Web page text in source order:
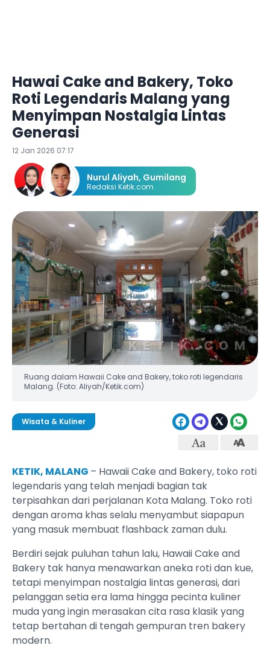
Hawai Cake and Bakery, Toko
Roti Legendaris Malang yang
Menyimpan Nostalgia Lintas
Generasi
12 Jan 2026 07:17
Nurul Aliyah, Gumilang
Redaksi Ketik.com
Ruang dalam Hawaii Cake and Bakery, toko roti legendaris
Malang. (Foto: Aliyah/Ketik.com)
Wisata & Kuliner
KETIK, MALANG – Hawaii Cake and Bakery, toko roti
legendaris yang telah menjadi bagian tak
terpisahkan dari perjalanan Kota Malang. Toko roti
dengan aroma khas selalu menyambut siapapun
yang masuk membuat flashback zaman dulu.
Berdiri sejak puluhan tahun lalu, Hawaii Cake and
Bakery tak hanya menawarkan aneka roti dan kue,
tetapi menyimpan nostalgia lintas generasi, dari
pelanggan setia era lama hingga pecinta kuliner
muda yang ingin merasakan cita rasa klasik yang
tetap bertahan di tengah gempuran tren bakery
modern.